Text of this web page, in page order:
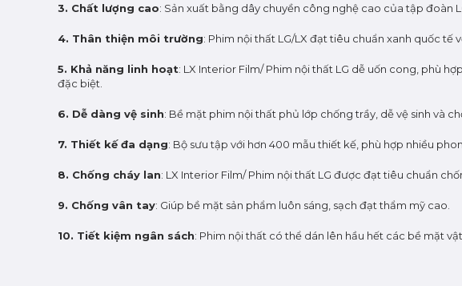
3. Chất lượng cao: Sản xuất bằng dây chuyền công nghệ cao của tập đoàn
4. Thân thiện môi trường: Phim nội thất LG/LX đạt tiêu chuẩn xanh quốc
5. Khả năng linh hoạt: LX Interior Film/ Phim nội thất LG dễ uốn cong, phù
đặc biệt.
6. Dễ dàng vệ sinh: Bề mặt phim nội thất phủ lớp chống trầy, dễ vệ sinh và
7. Thiết kế đa dạng: Bộ sưu tập với hơn 400 mẫu thiết kế, phù hợp nhiều
8. Chống cháy lan: LX Interior Film/ Phim nội thất LG được đạt tiêu chuẩn
9. Chống vân tay: Giúp bề mặt sản phẩm luôn sáng, sạch đạt thẩm mỹ cao.
10. Tiết kiệm ngân sách: Phim nội thất có thể dán lên hầu hết các bề mặt